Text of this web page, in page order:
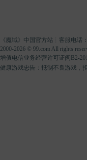
《 魔域》中国官方站┊客服电话
2000-2026 © 99.com All rights
增值电信业务经营许可证闽B2-
健康游戏忠告：抵制不良游戏，